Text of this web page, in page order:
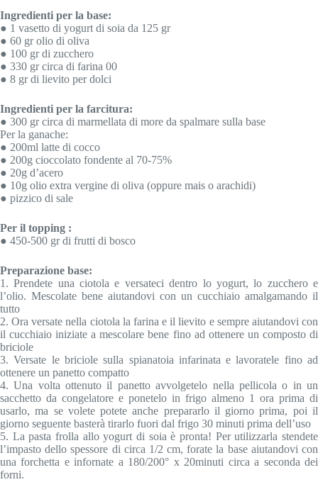
Ingredienti per la base:
● 1 vasetto di yogurt di soia da 125 gr
● 60 gr olio di oliva
● 100 gr di zucchero
● 330 gr circa di farina 00
● 8 gr di lievito per dolci
Ingredienti per la farcitura:
● 300 gr circa di marmellata di more da spalmare sulla base
Per la ganache:
● 200ml latte di cocco
● 200g cioccolato fondente al 70‐75%
● 20g d’acero
● 10g olio extra vergine di oliva (oppure mais o arachidi)
● pizzico di sale
Per il topping :
● 450‐500 gr di frutti di bosco
Preparazione base:
1. Prendete una ciotola e versateci dentro lo yogurt, lo zucchero e
l’olio. Mescolate bene aiutandovi con un cucchiaio amalgamando il
tutto
2. Ora versate nella ciotola la farina e il lievito e sempre aiutandovi con
il cucchiaio iniziate a mescolare bene fino ad ottenere un composto di
briciole
3. Versate le briciole sulla spianatoia infarinata e lavoratele fino ad
ottenere un panetto compatto
4. Una volta ottenuto il panetto avvolgetelo nella pellicola o in un
sacchetto da congelatore e ponetelo in frigo almeno 1 ora prima di
usarlo, ma se volete potete anche prepararlo il giorno prima, poi il
giorno seguente basterà tirarlo fuori dal frigo 30 minuti prima dell’uso
5. La pasta frolla allo yogurt di soia è pronta! Per utilizzarla stendete
l’impasto dello spessore di circa 1/2 cm, forate la base aiutandovi con
una forchetta e infornate a 180/200° x 20minuti circa a seconda dei
forni.